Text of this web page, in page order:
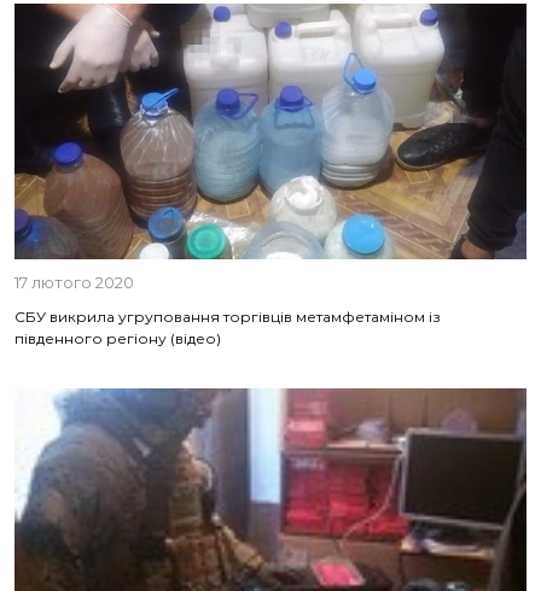
17 лютого 2020
СБУ викрила угруповання торгівців метамфетаміном із
південного регіону (відео)